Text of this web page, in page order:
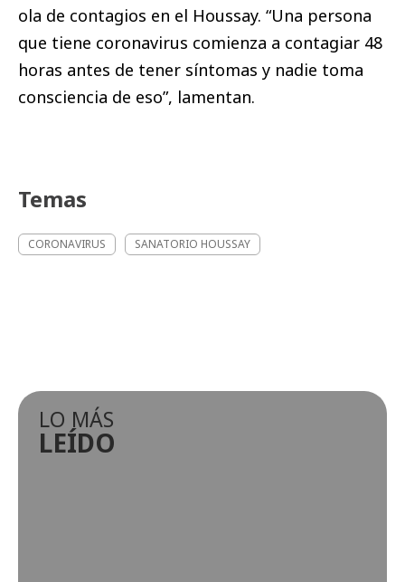
ola de contagios en el Houssay. “Una persona
que tiene coronavirus comienza a contagiar 48
horas antes de tener síntomas y nadie toma
consciencia de eso”, lamentan.
Temas
CORONAVIRUS SANATORIO HOUSSAY
LO MÁS
LEÍDO